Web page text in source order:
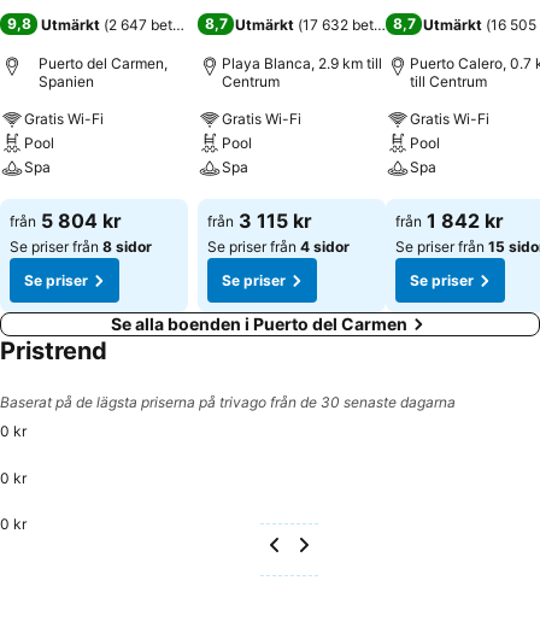
9,8 Utmärkt (2 647 betyg
Puerto del Carmen,
Spanien
Gratis Wi-Fi
Pool
Spa
Se priser
från 5 804 kr
Se priser från 8 sidor
Se priser
8,7 Utmärkt (17 632 betyg )
Playa Blanca, 2.9 km till
Centrum
Gratis Wi-Fi
Pool
Spa
Se priser
från 3 115 kr
Se priser från 4 sidor
Se priser
8,7 Utmärkt (16
Puerto Calero, 0.7
till Centrum
Gratis Wi-Fi
Pool
Spa
Se priser
från 1 842 kr
Se priser från 15
Se priser
Se alla boenden i Puerto del Carmen
Pristrend
Baserat på de lägsta priserna på trivago från de 30 senaste dagarna
0 kr
0 kr
0 kr